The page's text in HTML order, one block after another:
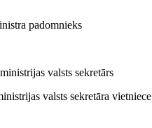
padomnieks
valsts sekretārs
valsts sekretāra vietniece